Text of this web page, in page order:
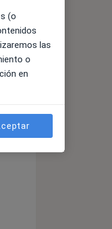
(o
las
o
en